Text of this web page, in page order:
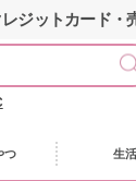
レジットカード・
つ 生